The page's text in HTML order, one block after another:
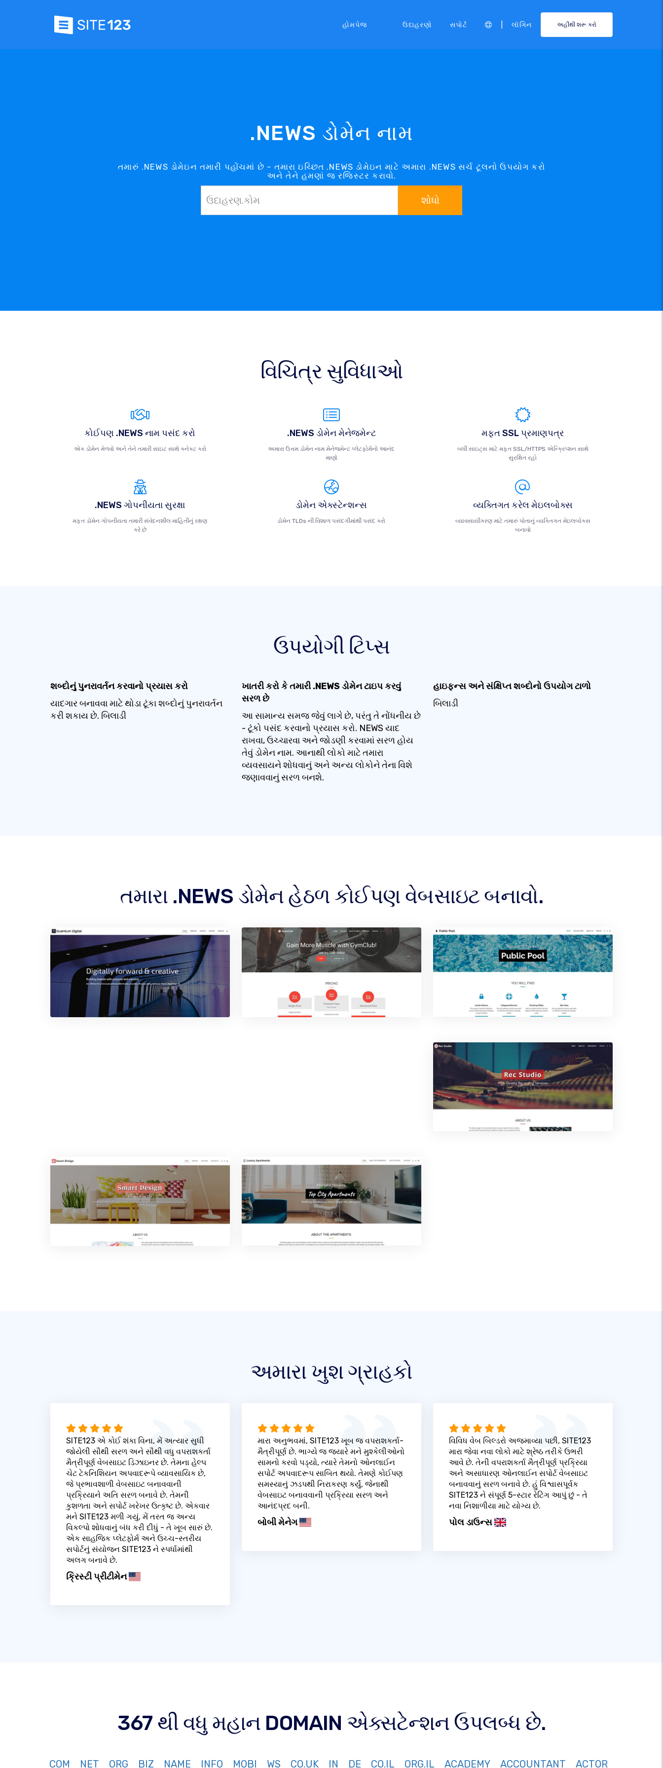
હોમપેજ ઉદાહરણો સપોર્ટ લૉગિન અહીંથી શરૂ કરો
.NEWS ડોમેન નામ
તમારું .NEWS ડોમેઇન તમારી પહોંચમાં છે - તમારા ઇચ્છિત .NEWS ડોમેઇન માટે અમારા .NEWS સર્ચ ટૂલનો ઉપયોગ કરો
અને તેને હમણાં જ રજિસ્ટર કરાવો.
શોધો
વિચિત્ર સુવિધાઓ
કોઈપણ .NEWS નામ પસંદ કરો
એક ડોમેન મેળવો અને તેને તમારી સાઇટ સાથે કનેક્ટ કરો
.NEWS ડોમેન મેનેજમેન્ટ
અમારા ઉત્તમ ડોમેન નામ મેનેજમેન્ટ પ્લેટફોર્મનો આનંદ
માણો
મફત SSL પ્રમાણપત્ર
બધી સાઇટ્સ માટે મફત SSL/HTTPS એન્ક્રિપ્શન સાથે
સુરક્ષિત રહો
.NEWS ગોપનીયતા સુરક્ષા
મફત ડોમેન ગોપનીયતા તમારી સંવેદનશીલ માહિતીનું રક્ષણ
કરે છે
ડોમેન એક્સ્ટેન્શન્સ
ડોમેન TLDs ની વિશાળ પસંદગીમાંથી પસંદ કરો
વ્યક્તિગત કરેલ મેઇલબોક્સ
વ્યાવસાયીકરણ માટે તમારું પોતાનું વ્યક્તિગત મેઇલબોક્સ
બનાવો
ઉપયોગી ટિપ્સ
શબ્દોનું પુનરાવર્તન કરવાનો પ્રયાસ કરો
યાદગાર બનાવવા માટે થોડા ટૂંકા શબ્દોનું પુનરાવર્તન
કરી શકાય છે. બિલાડી
ખાતરી કરો કે તમારી .NEWS ડોમેન ટાઇપ કરવું
સરળ છે
આ સામાન્ય સમજ જેવું લાગે છે, પરંતુ તે નોંધનીય છે
- ટૂંકો પસંદ કરવાનો પ્રયાસ કરો. NEWS યાદ
રાખવા, ઉચ્ચારવા અને જોડણી કરવામાં સરળ હોય
તેવું ડોમેન નામ. આનાથી લોકો માટે તમારા
વ્યવસાયને શોધવાનું અને અન્ય લોકોને તેના વિશે
જણાવવાનું સરળ બનશે.
હાઇફન્સ અને સંક્ષિપ્ત શબ્દોનો ઉપયોગ ટાળો
બિલાડી
તમારા .NEWS ડોમેન હેઠળ કોઈપણ વેબસાઇટ બનાવો.
અમારા ખુશ ગ્રાહકો
SITE123 એ કોઈ શંકા વિના, મેં અત્યાર સુધી
જોયેલી સૌથી સરળ અને સૌથી વધુ વપરાશકર્તા
મૈત્રીપૂર્ણ વેબસાઇટ ડિઝાઇનર છે. તેમના હેલ્પ
ચેટ ટેકનિશિયન અપવાદરૂપે વ્યાવસાયિક છે,
જે પ્રભાવશાળી વેબસાઇટ બનાવવાની
પ્રક્રિયાને અતિ સરળ બનાવે છે. તેમની
કુશળતા અને સપોર્ટ ખરેખર ઉત્કૃષ્ટ છે. એકવાર
મને SITE123 મળી ગયું, મેં તરત જ અન્ય
વિકલ્પો શોધવાનું બંધ કરી દીધું - તે ખૂબ સારું છે.
એક સાહજિક પ્લેટફોર્મ અને ઉચ્ચ-સ્તરીય
સપોર્ટનું સંયોજન SITE123 ને સ્પર્ધામાંથી
અલગ બનાવે છે.
ક્રિસ્ટી પ્રીટીમેન
મારા અનુભવમાં, SITE123 ખૂબ જ વપરાશકર્તા-
મૈત્રીપૂર્ણ છે. ભાગ્યે જ જ્યારે મને મુશ્કેલીઓનો
સામનો કરવો પડ્યો, ત્યારે તેમનો ઓનલાઈન
સપોર્ટ અપવાદરૂપ સાબિત થયો. તેમણે કોઈપણ
સમસ્યાનું ઝડપથી નિરાકરણ કર્યું, જેનાથી
વેબસાઇટ બનાવવાની પ્રક્રિયા સરળ અને
આનંદપ્રદ બની.
બોબી મેનેગ
વિવિધ વેબ બિલ્ડરો અજમાવ્યા પછી, SITE123
મારા જેવા નવા લોકો માટે શ્રેષ્ઠ તરીકે ઉભરી
આવે છે. તેની વપરાશકર્તા મૈત્રીપૂર્ણ પ્રક્રિયા
અને અસાધારણ ઓનલાઈન સપોર્ટ વેબસાઇટ
બનાવવાનું સરળ બનાવે છે. હું વિશ્વાસપૂર્વક
SITE123 ને સંપૂર્ણ 5-સ્ટાર રેટિંગ આપું છું - તે
નવા નિશાળીયા માટે યોગ્ય છે.
પોલ ડાઉન્સ
367 થી વધુ મહાન DOMAIN એક્સટેન્શન ઉપલબ્ધ છે.
COM NET ORG BIZ NAME INFO MOBI WS CO.UK IN DE CO.IL ORG.IL ACADEMY ACCOUNTANT ACTOR